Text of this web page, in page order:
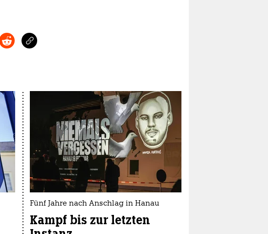
Fünf Jahre nach Anschlag in Hanau
Kampf bis zur letzten